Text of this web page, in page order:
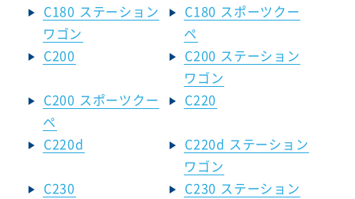
C180 ステーション
ワゴン
C180 スポーツクー
ペ
C200
C200 ステーション
ワゴン
C200 スポーツクー
ペ
C220
C220d
C220d ステーション
ワゴン
C230
C230 ステーション